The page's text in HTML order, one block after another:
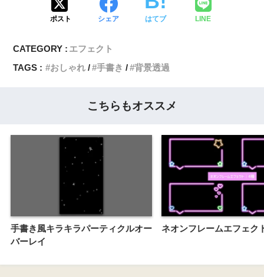
ポスト シェア はてブ LINE
CATEGORY : エフェクト
TAGS :
おしゃれ 手書き 背景透過
こちらもオススメ
手書き風キラキラパーティクルオー
バーレイ
ネオンフレームエフェク